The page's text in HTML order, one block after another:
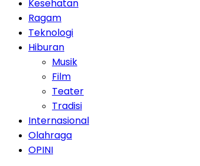
Kesehatan
Ragam
Teknologi
Hiburan
Musik
Film
Teater
Tradisi
Internasional
Olahraga
OPINI